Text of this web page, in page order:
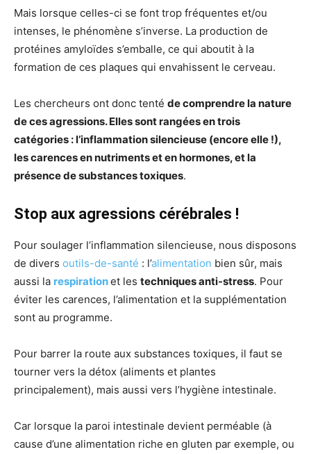
Mais lorsque celles-ci se font trop fréquentes et/ou
intenses, le phénomène s’inverse. La production de
protéines amyloïdes s’emballe, ce qui aboutit à la
formation de ces plaques qui envahissent le cerveau.
Les chercheurs ont donc tenté de comprendre la nature
de ces agressions. Elles sont rangées en trois
catégories : l’inflammation silencieuse (encore elle !),
les carences en nutriments et en hormones, et la
présence de substances toxiques.
Stop aux agressions cérébrales !
Pour soulager l’inflammation silencieuse, nous disposons
de divers outils-de-santé : l’alimentation bien sûr, mais
aussi la respirationet les techniques anti-stress. Pour
éviter les carences, l’alimentation et la supplémentation
sont au programme.
Pour barrer la route aux substances toxiques, il faut se
tourner vers la détox (aliments et plantes
principalement), mais aussi vers l’hygiène intestinale.
Car lorsque la paroi intestinale devient perméable (à
cause d’une alimentation riche en gluten par exemple, ou